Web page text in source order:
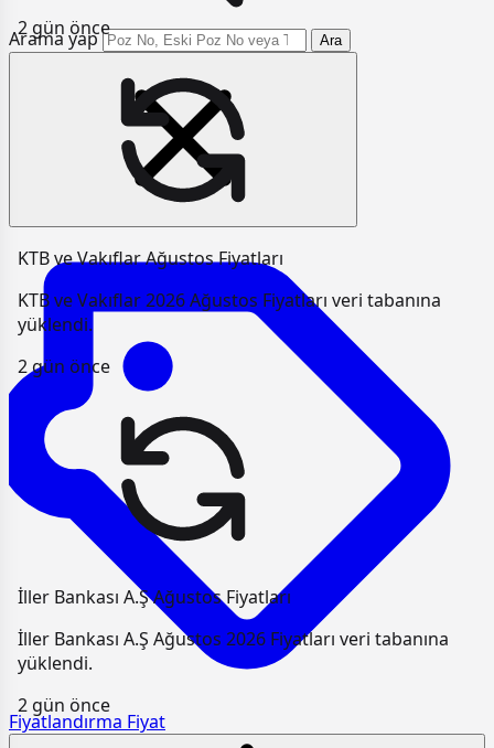
Arama yap Ara
Fiyatlandırma Fiyat
2 gün önce
KTB ve Vakıflar Ağustos Fiyatları
KTB ve Vakıflar 2026 Ağustos Fiyatları veri tabanına
yüklendi.
2 gün önce
İller Bankası A.Ş Ağustos Fiyatları
İller Bankası A.Ş Ağustos 2026 Fiyatları veri tabanına
yüklendi.
2 gün önce